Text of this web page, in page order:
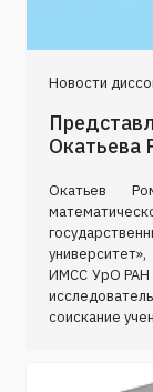
Новости
Окатьева
Окатьев
ИМСС УрО РАН
соискание